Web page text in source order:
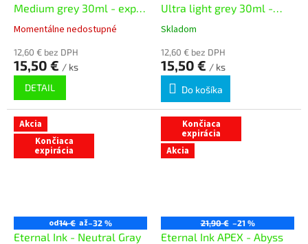
Medium grey 30ml - exp.
06/26
Momentálne nedostupné
12,60 € bez DPH
15,50 € / ks
DETAIL
Ultra light grey 30ml -
exp. 06/26
Skladom
12,60 € bez DPH
15,50 € / ks
Do košíka
Akcia
Končiaca
expirácia
od14 € až–32 %
Eternal Ink - Neutral Gray
Končiaca
expirácia
Akcia
21,90 € –21 %
Eternal Ink APEX - Abyss